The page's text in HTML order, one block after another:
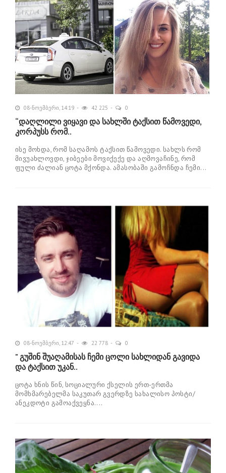
08-ნოემბერი, 14:19 42 225 0
“დაღლილი ვიყავი და სახლში ტაქსით წამოვედი,
კორპუსს რომ..
ისე მოხდა, რომ საღამოს ტაქსით წამოვედი. სახლს რომ
მივუახლოვდი, ჯიბეები მოვიქექე და აღმოვაჩინე, რომ
ფული ძალიან ცოტა მქონდა. ამასობაში გამოჩნდა ჩემი...
08-ნოემბერი, 12:47 22 778 0
" გუშინ შუაღამისას ჩემი ცოლი სახლიდან გავიდა
და ტაქსით უკან..
ცოტა ხნის წინ, სოციალური ქსელის ერთ-ერთმა
მომხმარებელმა საკუთარ გვერდზე სახალისო პოსტი/
ანეკდოტი გამოაქვეყნა....